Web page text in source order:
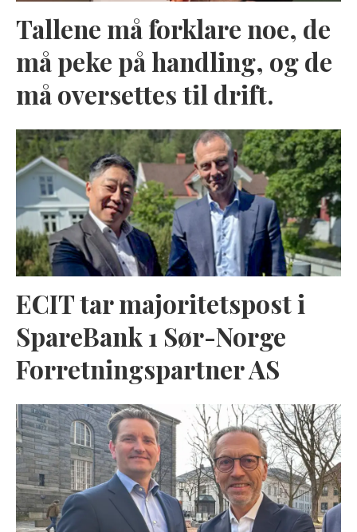
Tallene må forklare noe, de
må peke på handling, og de
må oversettes til drift.
ECIT tar majoritetspost i
SpareBank 1 Sør-Norge
Forretningspartner AS